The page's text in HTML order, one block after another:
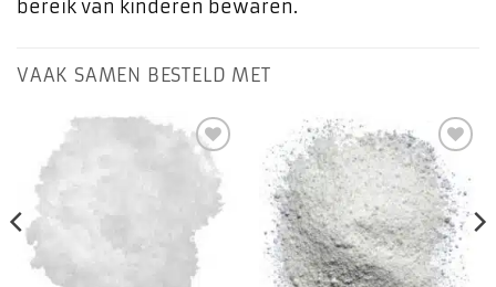
bereik van kinderen bewaren.
VAAK SAMEN BESTELD MET
favorieten
Toevoegen
aan
favorieten